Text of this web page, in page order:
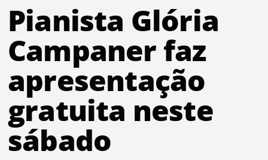
Pianista Glória
Campaner faz
apresentação
gratuita neste
sábado